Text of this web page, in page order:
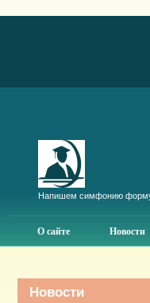
Напишем симфонию
О сайте Новости
Новости